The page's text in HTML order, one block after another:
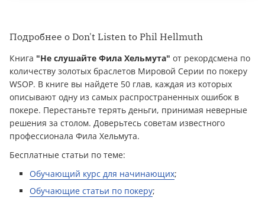
Подробнее о Don't Listen to Phil Hellmuth
Книга "Не слушайте Фила Хельмута" от рекордсмена по
количеству золотых браслетов Мировой Серии по покеру
WSOP. В книге вы найдете 50 глав, каждая из которых
описывают одну из самых распространенных ошибок в
покере. Перестаньте терять дeньги, принимая неверные
решения за столом. Доверьтесь советам известного
профессионала Фила Хельмута.
Бесплатные статьи по теме:
Обучающий курс для начинающих;
Обучающие статьи по покеру;